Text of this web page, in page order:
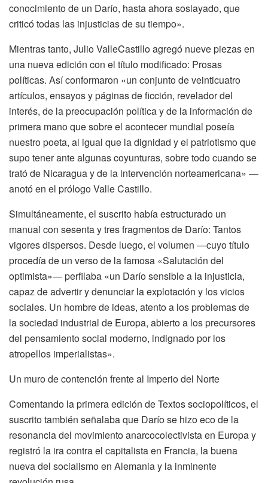
conocimiento de un Darío, hasta ahora soslayado, que
criticó todas las injusticias de su tiempo».
Mientras tanto, Julio ValleCastillo agregó nueve piezas en
una nueva edición con el título modificado: Prosas
políticas. Así conformaron «un conjunto de veinticuatro
artículos, ensayos y páginas de ficción, revelador del
interés, de la preocupación política y de la información de
primera mano que sobre el acontecer mundial poseía
nuestro poeta, al igual que la dignidad y el patriotismo que
supo tener ante algunas coyunturas, sobre todo cuando se
trató de Nicaragua y de la intervención norteamericana» —
anotó en el prólogo Valle Castillo.
Simultáneamente, el suscrito había estructurado un
manual con sesenta y tres fragmentos de Darío: Tantos
vigores dispersos. Desde luego, el volumen —cuyo título
procedía de un verso de la famosa «Salutación del
optimista»— perfilaba «un Darío sensible a la injusticia,
capaz de advertir y denunciar la explotación y los vicios
sociales. Un hombre de ideas, atento a los problemas de
la sociedad industrial de Europa, abierto a los precursores
del pensamiento social moderno, indignado por los
atropellos imperialistas».
Un muro de contención frente al Imperio del Norte
Comentando la primera edición de Textos sociopolíticos, el
suscrito también señalaba que Darío se hizo eco de la
resonancia del movimiento anarcocolectivista en Europa y
registró la ira contra el capitalista en Francia, la buena
nueva del socialismo en Alemania y la inminente